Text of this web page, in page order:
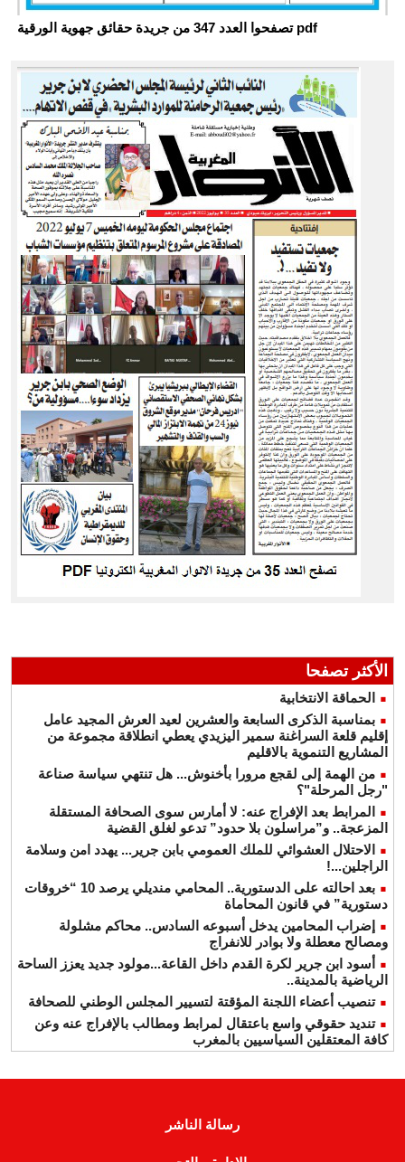
تصفحوا العدد 347 من جريدة حقائق جهوية الورقية pdf
الأكثر تصفحا
الحماقة الانتخابية
بمناسبة الذكرى السابعة والعشرين لعيد العرش المجيد عامل
إقليم قلعة السراغنة سمير اليزيدي يعطي انطلاقة مجموعة من
المشاريع التنموية بالاقليم
من الهمة إلى لقجع مرورا بأخنوش... هل تنتهي سياسة صناعة
"رجل المرحلة"؟
المرابط بعد الإفراج عنه: لا أمارس سوى الصحافة المستقلة
المزعجة.. و”مراسلون بلا حدود” تدعو لغلق القضية
الاحتلال العشوائي للملك العمومي بابن جرير... يهدد امن وسلامة
الراجلين...!
بعد احالته على الدستورية.. المحامي منديلي يرصد 10 “خروقات
دستورية” في قانون المحاماة
إضراب المحامين يدخل أسبوعه السادس.. محاكم مشلولة
ومصالح معطلة ولا بوادر للانفراج
أسود ابن جرير لكرة القدم داخل القاعة...مولود جديد يعزز الساحة
الرياضية بالمدينة..
تنصيب أعضاء اللجنة المؤقتة لتسيير المجلس الوطني للصحافة
تنديد حقوقي واسع باعتقال لمرابط ومطالب بالإفراج عنه وعن
كافة المعتقلين السياسيين بالمغرب
رسالة الناشر